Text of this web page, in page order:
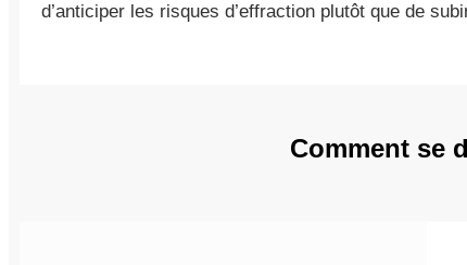
d’anticiper les risques d’effraction plutôt que de
Comment se